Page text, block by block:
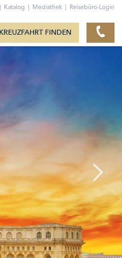
| Katalog | Mediathek | Reisebüro-Login
KREUZFAHRT FINDEN